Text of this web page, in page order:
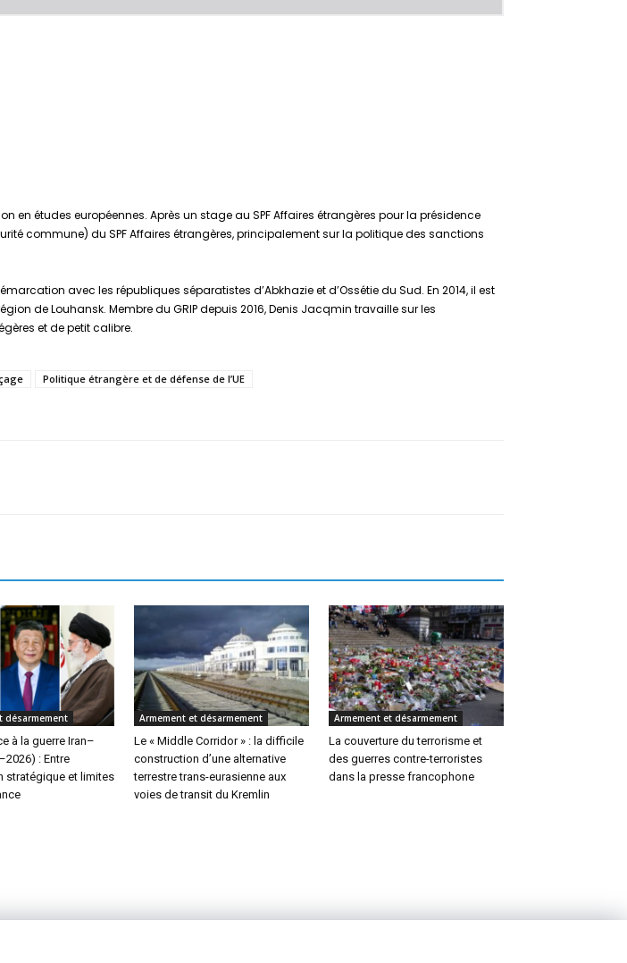
études européennes. Après un stage au SPF Affaires étrangères pour la présidence
commune) du SPF Affaires étrangères, principalement sur la politique des sanctions
avec les républiques séparatistes d’Abkhazie et d’Ossétie du Sud. En 2014, il est
de Louhansk. Membre du GRIP depuis 2016, Denis Jacqmin travaille sur les
et de petit calibre.
Politique étrangère et de défense de l’UE
désarmement
à la guerre Iran–
: Entre
stratégique et limites
Armement et désarmement
Le « Middle Corridor » : la difficile
construction d’une alternative
terrestre trans-eurasienne aux
voies de transit du Kremlin
Armement et désarmement
La couverture du terrorisme et
des guerres contre-terroristes
dans la presse francophone